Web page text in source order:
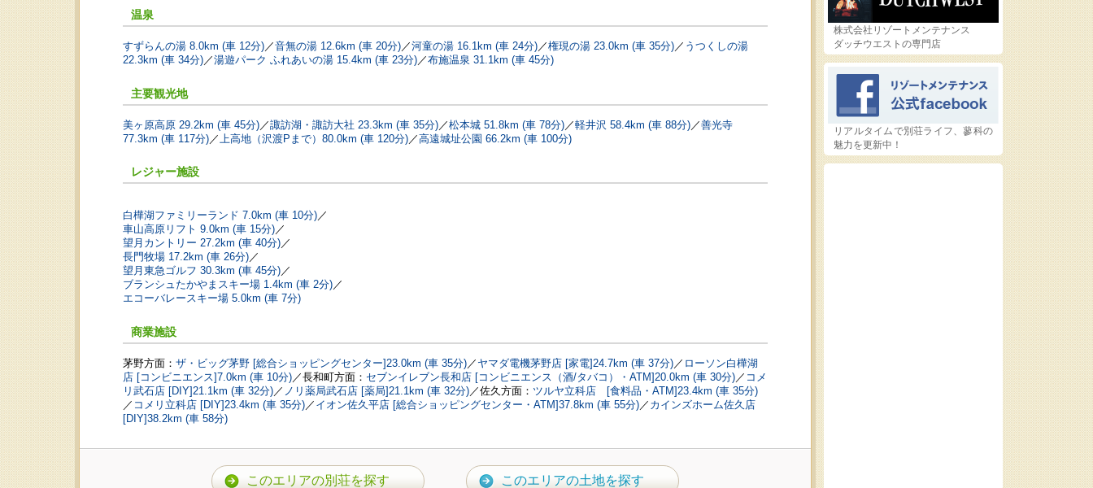
温泉
すずらんの湯 8.0km (車 12分) ／音無の湯 12.6km (車 20分) ／河童の湯 16.1km (車 24分) ／権現の湯 23.0km (車 35分) ／ うつくしの湯
22.3km (車 34分) ／湯遊パーク ふれあいの湯 15.4km (車 23分) ／布施温泉 31.1km (車 45分)
主要観光地
美ヶ原高原 29.2km (車 45分) ／諏訪湖・諏訪大社 23.3km (車 35分) ／松本城 51.8km (車 78分) ／軽井沢 58.4km (車 88分) ／善光寺
77.3km (車 117分) ／ 上高地（沢渡Pまで）80.0km (車 120分) ／高遠城址公園 66.2km (車 100分)
レジャー施設
白樺湖ファミリーランド 7.0km (車 10分)／
車山高原リフト 9.0km (車 15分)／
望月カントリー 27.2km (車 40分)／
長門牧場 17.2km (車 26分)／
望月東急ゴルフ 30.3km (車 45分)／
ブランシュたかやまスキー場 1.4km (車 2分)／
エコーバレースキー場 5.0km (車 7分)
商業施設
茅野方面：ザ・ビッグ茅野 [総合ショッピングセンター]23.0km (車 35分)／ ヤマダ電機茅野店 [家電]24.7km (車 37分)／ ローソン白樺湖
店 [コンビニエンス]7.0km (車 10分)／長和町方面： セブンイレブン長和店 [コンビニエンス（酒/タバコ）・ATM]20.0km (車 30分)／ コメ
リ武石店 [DIY]21.1km (車 32分)／ ノリ薬局武石店 [薬局]21.1km (車 32分)／佐久方面： ツルヤ立科店 [食料品・ATM]23.4km (車 35分)
／ コメリ立科店 [DIY]23.4km (車 35分)／ イオン佐久平店 [総合ショッピングセンター・ATM]37.8km (車 55分)／ カインズホーム佐久店
[DIY]38.2km (車 58分)
このエリアの別荘を探す このエリアの土地を探す
株式会社リゾートメンテナンス
ダッチウエストの専門店
リアルタイムで別荘ライフ、蓼科の
魅力を更新中！